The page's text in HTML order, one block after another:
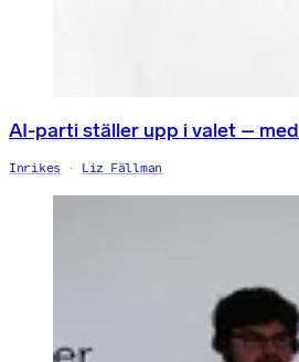
AI-parti ställer upp i valet – med
Inrikes Liz Fällman